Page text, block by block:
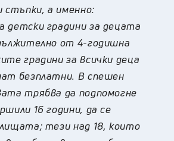
стъпки, а именно:
детски градини за децата
от 4-годишна
градини за всички деца
безплатни. В спешен
трябва да подпомогне
16 години, да се
тези над 18, които